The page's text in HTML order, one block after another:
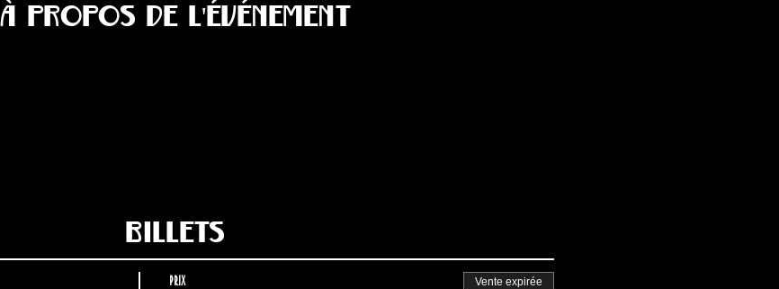
À propos de l'événement
Billets
Prix Vente expirée